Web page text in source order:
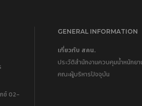
ซ์ 02-
GENERAL INFORMATION
เกี่ยวกับ สคน.
ประวัติสำนักงานควบคุมน้ำหนักยา
คณะผู้บริหารปัจจุบัน